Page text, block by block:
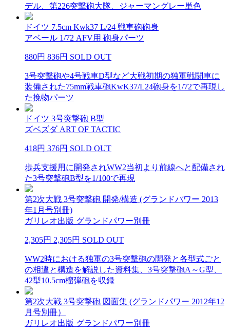
デル、第226突撃砲大隊、ジャーマングレー単色
ドイツ 7.5cm Kwk37 L/24 戦車砲砲身
アベール 1/72 AFV用 砲身パーツ
880円 836円 SOLD OUT
3号突撃砲や4号戦車D型など大戦初期の独軍戦闘車に
装備された75mm戦車砲KwK37/L24砲身を1/72で再現し
た挽物パーツ
ドイツ 3号突撃砲 B型
ズベズダ ART OF TACTIC
418円 376円 SOLD OUT
歩兵支援用に開発されWW2当初より前線へと配備され
た3号突撃砲B型を1/100で再現
第2次大戦 3号突撃砲 開発/構造 (グランドパワー 2013
年1月号別冊)
ガリレオ出版 グランドパワー別冊
2,305円 2,305円 SOLD OUT
WW2時における独軍の3号突撃砲の開発と各型式ごと
の相違と構造を解説した資料集、3号突撃砲A～G型、
42型10.5cm榴弾砲を収録
第2次大戦 3号突撃砲 図面集 (グランドパワー 2012年12
月号別冊）
ガリレオ出版 グランドパワー別冊